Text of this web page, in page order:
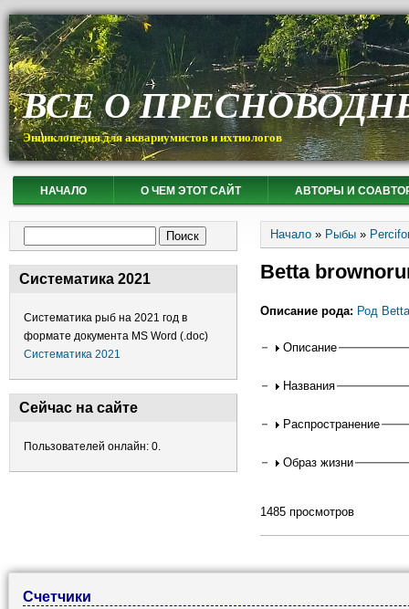
ВСЕ О
Энциклопедия для аквариумистов и ихтиологов
НАЧАЛО О ЧЕМ ЭТОТ САЙТ АВТОРЫ И
Систематика 2021
Систематика рыб на 2021 год в
формате документа MS Word (.doc)
Систематика 2021
Сейчас на сайте
Пользователей онлайн: 0.
Вы здесь
Начало » Рыбы »
Betta
Описание рода: Род
Описание
Названия
Распространение
Образ жизни
1485 просмотров
Счетчики